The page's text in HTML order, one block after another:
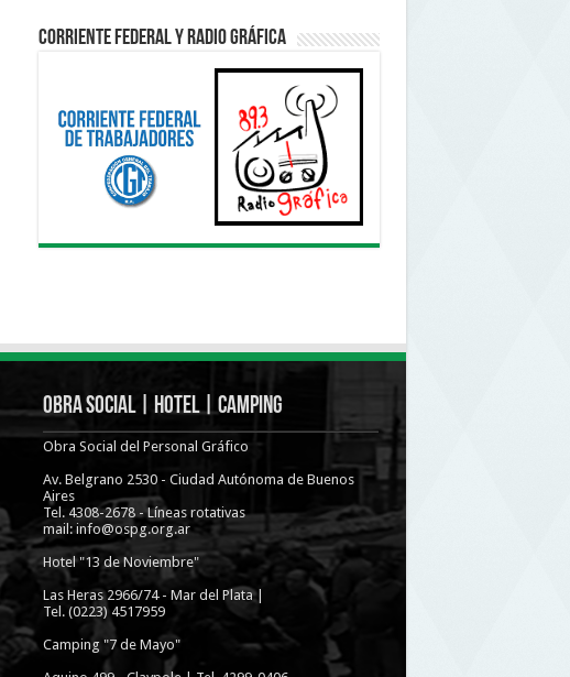
Corriente Federal y Radio Gráfica
Obra Social | Hotel | Camping
Obra Social del Personal Gráfico
Av. Belgrano 2530 - Ciudad Autónoma de Buenos
Aires
Tel. 4308-2678 - Líneas rotativas
mail: info@ospg.org.ar
Hotel "13 de Noviembre"
Las Heras 2966/74 - Mar del Plata |
Tel. (0223) 4517959
Camping "7 de Mayo"